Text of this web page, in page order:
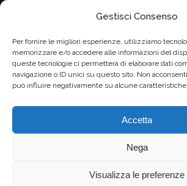
Gestisci Consenso
Per fornire le migliori esperienze, utilizziamo
memorizzare e/o accedere alle informazioni del
queste tecnologie ci permetterà di elaborare dati
navigazione o ID unici su questo sito. Non
può influire negativamente su alcune
Accetta
Nega
Visualizza le preferenze